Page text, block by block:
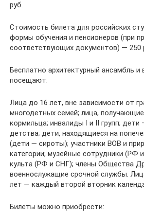
руб.
Стоимость билета для российских
формы обучения и пенсионеров (при
соответствующих документов) — 250
Бесплатно архитектурный ансамбль и
посещают:
Лица до 16 лет, вне зависимости от
многодетных семей; лица,
кормильца; инвалиды I и II групп;
детства; дети, находящиеся на
(дети — сироты); участники ВОВ и
категории; музейные сотрудники (РФ
культа (РФ и СНГ); члены Общества
военнослужащие срочной службы.
лет — каждый второй вторник
Билеты можно приобрести: